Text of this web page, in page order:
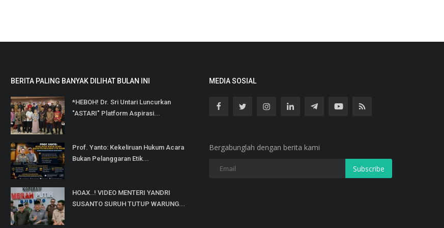
BERITA PALING BANYAK DILIHAT BULAN INI
*HEBOH! Dr. Sri Untari Luncurkan
"ASTARI" Platform Aspirasi...
Prof. Yanto: Kekeliruan Hukum Acara
Bukan Pelanggaran Etik...
HOAX..! VIDEO MENTERI YANDRI
SUSANTO SURUH TUTUP WARUNG...
MEDIA SOSIAL
Bergabunglah dengan berita kami
Subscribe